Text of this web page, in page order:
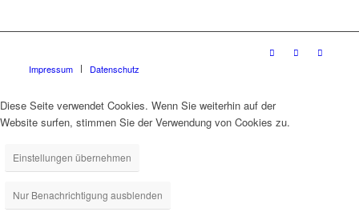
Impressum Datenschutz
Diese Seite verwendet Cookies. Wenn Sie weiterhin auf der
Website surfen, stimmen Sie der Verwendung von Cookies zu.
Einstellungen übernehmen
Nur Benachrichtigung ausblenden